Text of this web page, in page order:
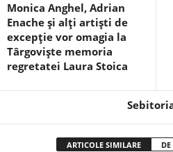
Monica Anghel, Adrian
Enache și alți artiști de
excepție vor omagia la
Târgoviște memoria
regretatei Laura Stoica
ARTICOLE SIMILARE